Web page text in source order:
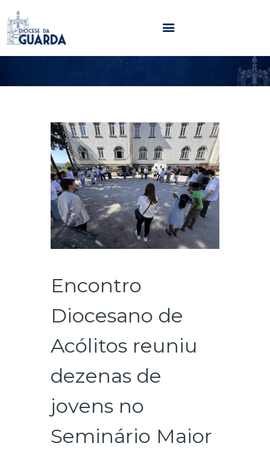
HOME
PARÓQUIAS
NOTÍCIAS
AGENDA
MULTIMÉDIA
SENTIR COM A IGREJA
CONTACTOS
Encontro
Diocesano de
Acólitos reuniu
dezenas de
jovens no
Seminário Maior